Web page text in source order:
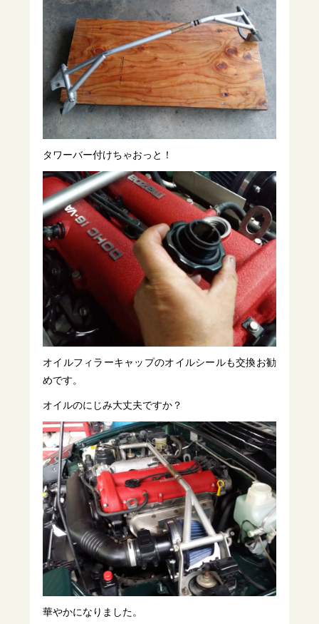
タワーバー付けちゃおっと！
オイルフィラーキャップのオイルシールも交換お勧
めです。
オイルのにじみ大丈夫ですか？
華やかになりました。